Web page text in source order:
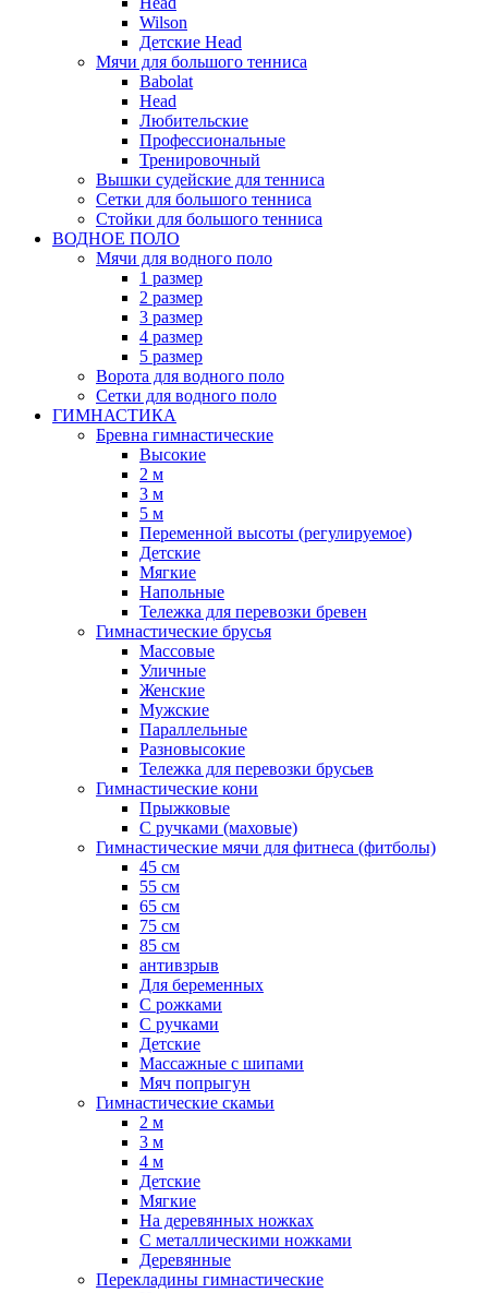
Wilson
Детские Head
Мячи для большого тенниса
Babolat
Head
Любительские
Профессиональные
Тренировочный
Вышки судейские для тенниса
Сетки для большого тенниса
Стойки для большого тенниса
ВОДНОЕ ПОЛО
Мячи для водного поло
1 размер
2 размер
3 размер
4 размер
5 размер
Ворота для водного поло
Сетки для водного поло
ГИМНАСТИКА
Бревна гимнастические
Высокие
2 м
3 м
5 м
Переменной высоты (регулируемое)
Детские
Мягкие
Напольные
Тележка для перевозки бревен
Гимнастические брусья
Массовые
Уличные
Женские
Мужские
Параллельные
Разновысокие
Тележка для перевозки брусьев
Гимнастические кони
Прыжковые
С ручками (маховые)
Гимнастические мячи для фитнеса (фитболы)
45 см
55 см
65 см
75 см
85 см
антивзрыв
Для беременных
С рожками
С ручками
Детские
Массажные с шипами
Мяч попрыгун
Гимнастические скамьи
2 м
3 м
4 м
Детские
Мягкие
На деревянных ножках
С металлическими ножками
Деревянные
Перекладины гимнастические